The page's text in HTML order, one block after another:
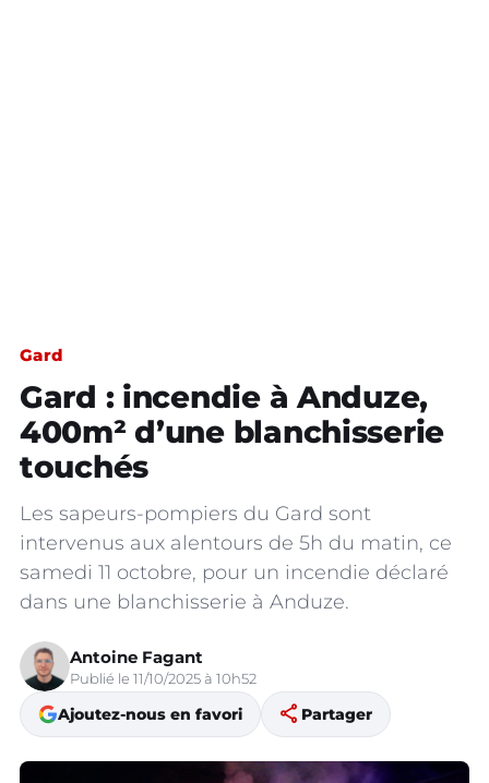
Gard
Gard : incendie à Anduze,
400m² d’une blanchisserie
touchés
Les sapeurs-pompiers du Gard sont
intervenus aux alentours de 5h du matin, ce
samedi 11 octobre, pour un incendie déclaré
dans une blanchisserie à Anduze.
Antoine Fagant
Publié le 11/10/2025 à 10h52
Ajoutez-nous en favori share Partager